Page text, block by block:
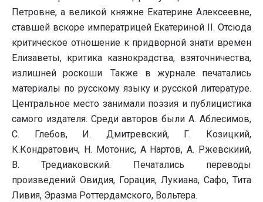
Петровне, а великой княжне Екатерине Алексеевне,
ставшей вскоре императрицей Екатериной II. Отсюда
критическое отношение к придворной знати времен
Елизаветы, критика казнокрадства, взяточничества,
излишней роскоши. Также в журнале печатались
материалы по русскому языку и русской литературе.
Центральное место занимали поэзия и публицистика
самого издателя. Среди авторов были А. Аблесимов,
С. Глебов, И. Дмитревский, Г. Козицкий,
К.Кондратович, Н. Мотонис, А Нартов, А. Ржевскиий,
В. Тредиаковский. Печатались переводы
произведений Овидия, Горация, Лукиана, Сафо, Тита
Ливия, Эразма Роттердамского, Вольтера.